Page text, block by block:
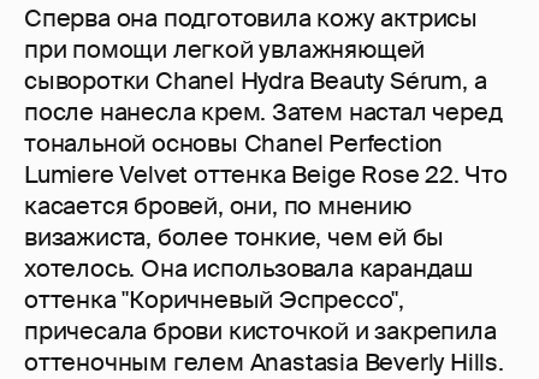
Сперва она подготовила кожу актрисы
при помощи легкой увлажняющей
сыворотки Chanel Hydra Beauty Sérum, а
после нанесла крем. Затем настал черед
тональной основы Chanel Perfection
Lumiere Velvet оттенка Beige Rose 22. Что
касается бровей, они, по мнению
визажиста, более тонкие, чем ей бы
хотелось. Она использовала карандаш
оттенка "Коричневый Эспрессо",
причесала брови кисточкой и закрепила
оттеночным гелем Anastasia Beverly Hills.